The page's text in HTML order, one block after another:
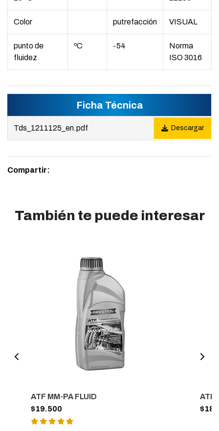
Color putrefacción VISUAL
punto de
fluidez
ºC -54
Norma
ISO 3016
Ficha Técnica
Tds_1211125_en.pdf Descargar
Compartir:
También te puede interesar
ATF MM-PA FLUID
$19.500
ATF